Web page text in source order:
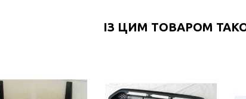
ІЗ ЦИМ ТОВАРОМ